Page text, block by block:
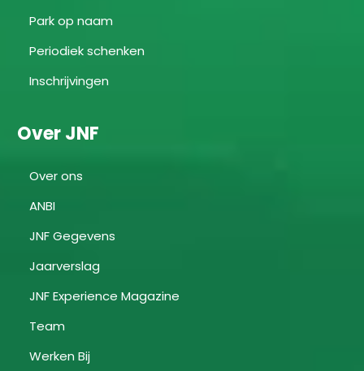
Park op naam
Periodiek schenken
Inschrijvingen
Over JNF
Over ons
ANBI
JNF Gegevens
Jaarverslag
JNF Experience Magazine
Team
Werken Bij